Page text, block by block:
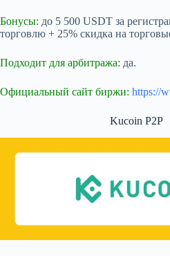
Бонусы: до 5 500 USDT за
торговлю + 25% скидка на
Подходит для арбитража: да.
Официальный сайт биржи: https://
Kucoin P2P